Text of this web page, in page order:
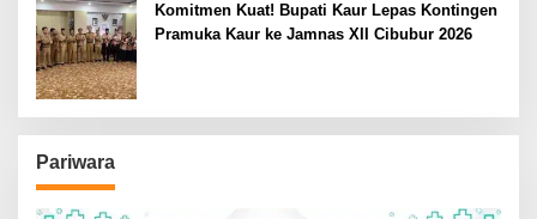
Komitmen Kuat! Bupati Kaur Lepas Kontingen
Pramuka Kaur ke Jamnas XII Cibubur 2026
Pariwara